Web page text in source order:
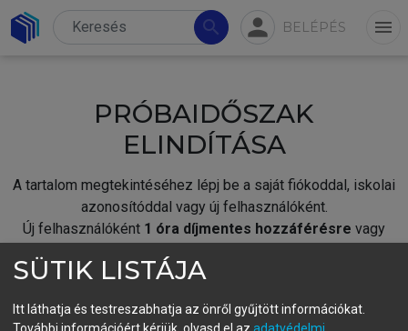
search person BELÉPÉS menu
PRÓBAIDŐSZAK
ELINDÍTÁSA
A tartalom megtekintéséhez lépj be a saját fiókoddal, iskolai
azonosítóddal vagy új felhasználóként.
Új felhasználóként 1 óra díjmentes hozzáférésre vagy
fiókoddal,vagy hozz létre új fiókot.
SÜTIK LISTÁJA
Itt láthatja és testreszabhatja az önről gyűjtött információkat.